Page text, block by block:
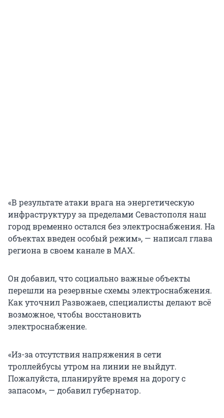
«В результате атаки врага на энергетическую
инфраструктуру за пределами Севастополя наш
город временно остался без электроснабжения. На
объектах введен особый режим», — написал глава
региона в своем канале в MAX.
Он добавил, что социально важные объекты
перешли на резервные схемы электроснабжения.
Как уточнил Развожаев, специалисты делают всё
возможное, чтобы восстановить
электроснабжение.
«Из-за отсутствия напряжения в сети
троллейбусы утром на линии не выйдут.
Пожалуйста, планируйте время на дорогу с
запасом», — добавил губернатор.